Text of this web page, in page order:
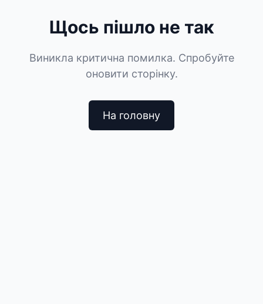
Щось пішло не так
Виникла критична помилка. Спробуйте
оновити сторінку.
На головну